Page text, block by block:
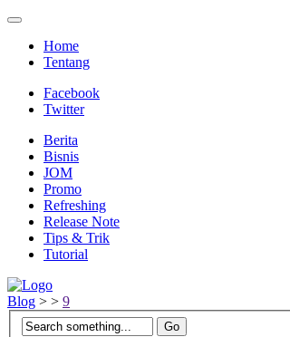
Home
Tentang
Facebook
Twitter
Berita
Bisnis
JOM
Promo
Refreshing
Release Note
Tips & Trik
Tutorial
Blog > > 9